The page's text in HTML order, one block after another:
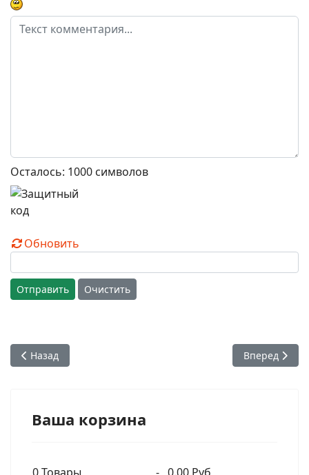
Осталось: 1000 символов
Обновить
Отправить Очистить
Предыдущий: 41. Вегетарианство и законы природы.
Назад Следующий:
Вперед
Ваша корзина